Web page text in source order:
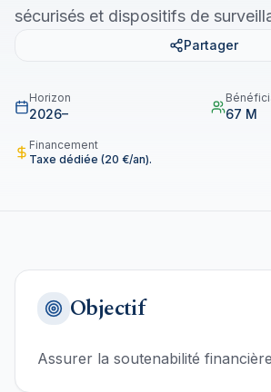
sécurisés et dispositifs de
Partager
Horizon
2026– 67 M
Financement
Taxe dédiée (20 €/an).
Objectif
Assurer la soutenabilité